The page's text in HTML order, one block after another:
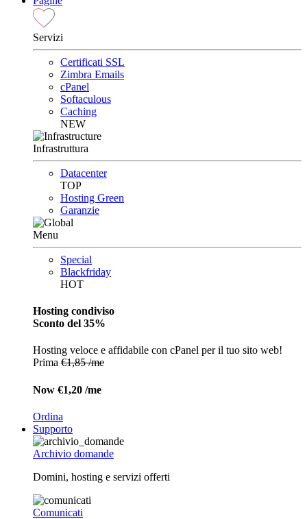
Servizi
Certificati SSL
Zimbra Emails
cPanel
Softaculous
Caching
NEW
Infrastruttura
Datacenter
TOP
Hosting Green
Garanzie
Menu
Special
Blackfriday
HOT
Hosting condiviso
Sconto del 35%
Hosting veloce e affidabile con cPanel per il tuo sito web!
Prima €1,85 /me
Now €1,20 /me
Ordina
Supporto
Archivio domande
Domini, hosting e servizi offerti
Comunicati